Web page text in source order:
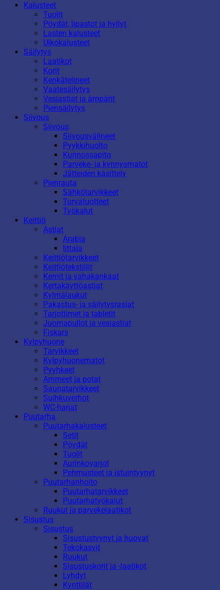
Kalusteet
Tuolit
Pöydät, lipastot ja hyllyt
Lasten kalusteet
Ulkokalusteet
Säilytys
Laatikot
Korit
Kenkätelineet
Vaatesäilytys
Vesiastiat ja ämpärit
Piensäilytys
Siivous
Siivous
Siivousvälineet
Pyykkihuolto
Kunnossapito
Parveke- ja kynnysmatot
Jätteiden käsittely
Pienrauta
Sähkötarvikkeet
Turvatuotteet
Työkalut
Keittiö
Astiat
Arabia
Iittala
Keittiötarvikkeet
Keittiötekstiilit
Kernit ja vahakankaat
Kertakäyttöastiat
Kylmälaukut
Pakastus- ja säilytysrasiat
Tarjottimet ja tabletit
Juomapullot ja vesiastiat
Fiskars
Kylpyhuone
Tarvikkeet
Kylpyhuonematot
Pyyhkeet
Ammeet ja potat
Saunatarvikkeet
Suihkuverhot
WC-harjat
Puutarha
Puutarhakalusteet
Setit
Pöydät
Tuolit
Aurinkovarjot
Pehmusteet ja istuintyynyt
Puutarhanhoito
Puutarhatarvikkeet
Puutarhatyökalut
Ruukut ja parvekelaatikot
Sisustus
Sisustus
Sisustustyynyt ja huovat
Tekokasvit
Ruukut
Sisustuskorit ja -laatikot
Lyhdyt
Kynttilät